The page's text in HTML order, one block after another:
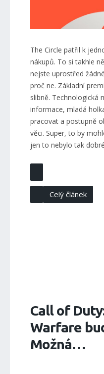
The Circle patřil k
nákupů. To si takhle
nejste uprostřed
proč ne. Základní
slibně. Technologická
informace, mladá
pracovat a postupně
věci. Super, to by
jen to nebylo tak
Celý článek
Call of
Warfare
Možná…